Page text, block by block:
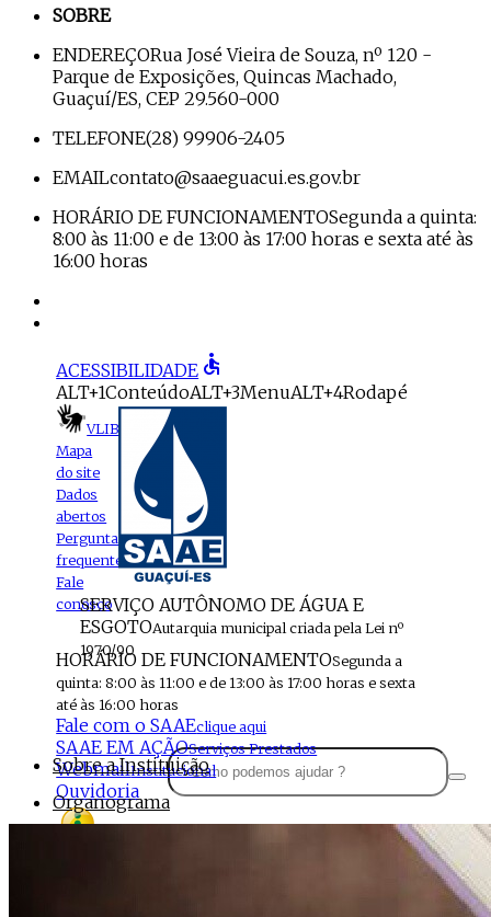
SOBRE
ENDEREÇORua José Vieira de Souza, nº 120 -
Parque de Exposições, Quincas Machado,
Guaçuí/ES, CEP 29.560-000
TELEFONE(28) 99906-2405
EMAILcontato@saaeguacui.es.gov.br
HORÁRIO DE FUNCIONAMENTOSegunda a quinta:
8:00 às 11:00 e de 13:00 às 17:00 horas e sexta até às
16:00 horas
ACESSIBILIDADE accessible
ALT+1ConteúdoALT+3MenuALT+4Rodapé
VLIBRAS
Mapa
do site
Dados
abertos
Perguntas
frequentes
Fale
conosco
SERVIÇO AUTÔNOMO DE ÁGUA E
ESGOTOAutarquia municipal criada pela Lei nº
1970/90
HORÁRIO DE FUNCIONAMENTOSegunda a
quinta: 8:00 às 11:00 e de 13:00 às 17:00 horas e sexta
até às 16:00 horas
Fale com o SAAEclique aqui
SAAE EM AÇÃOServiços Prestados
WebmailInstitucional
Ouvidoria
Sobre a Instituição
Organograma